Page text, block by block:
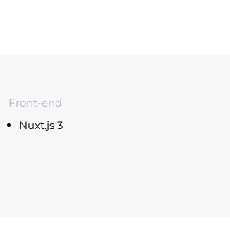
Front-end
Nuxt.js 3